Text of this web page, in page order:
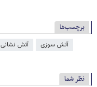
برچسب‌ها
آتش سوزی آتش‌ نشانی
نظر شما